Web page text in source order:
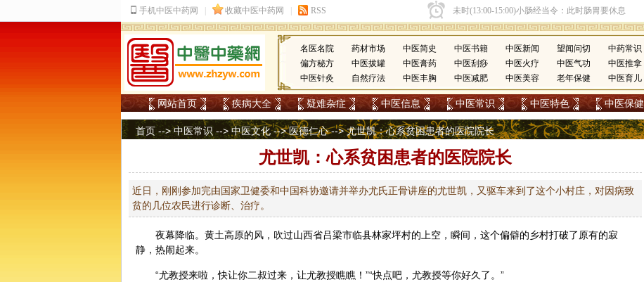
名医名院 药材市场 中医简史 中医书籍 中医新闻 望闻问切 中药常识
偏方秘方
中医拔罐 中医膏药 中医刮痧 中医火疗 中医气功 中医推拿
中医针灸
自然疗法 中医丰胸 中医减肥 中医美容 老年保健 中医育儿
网站首页 疾病大全 疑难杂症 中医信息 中医常识 中医特色 中医保健
首页 -->中医常识 -->中医文化-->医德仁心--> 尤世凯：心系贫困患者的医院院长
尤世凯：心系贫困患者的医院院长
近日，刚刚参加完由国家卫健委和中国科协邀请并举办尤氏正骨讲座的尤世凯，又驱车来到了这个小村庄，对因病致
贫的几位农民进行诊断、治疗。
夜幕降临。黄土高原的风，吹过山西省吕梁市临县林家坪村的上空，瞬间，这个偏僻的乡村打破了原有的寂
静，热闹起来。
“尤教授来啦，快让你二叔过来，让尤教授瞧瞧！”“快点吧，尤教授等你好久了。”